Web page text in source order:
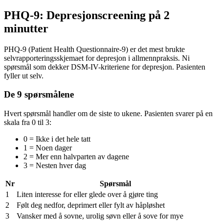
PHQ-9: Depresjonscreening på 2
minutter
PHQ-9 (Patient Health Questionnaire-9) er det mest brukte
selvrapporteringsskjemaet for depresjon i allmennpraksis. Ni
spørsmål som dekker DSM-IV-kriteriene for depresjon. Pasienten
fyller ut selv.
De 9 spørsmålene
Hvert spørsmål handler om de siste to ukene. Pasienten svarer på en
skala fra 0 til 3:
0 = Ikke i det hele tatt
1 = Noen dager
2 = Mer enn halvparten av dagene
3 = Nesten hver dag
Nr
Spørsmål
1
Liten interesse for eller glede over å gjøre ting
2
Følt deg nedfor, deprimert eller fylt av håpløshet
3
Vansker med å sovne, urolig søvn eller å sove for mye